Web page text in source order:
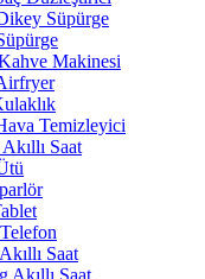
Süpürge
Makinesi
Temizleyici
Saat
Saat